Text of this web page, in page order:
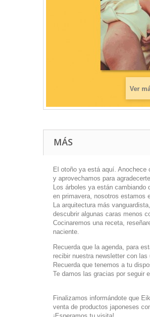
Ver
MÁS
El otoño ya está aquí.
y aprovechamos para
Los árboles ya están
en primavera, nosotros estamos
La arquitectura más
descubrir algunas caras menos
Cocinaremos una receta,
naciente.
Recuerda que la agenda, para
recibir nuestra newsletter con
Recuerda que tenemos a tu
Te damos las gracias por seguir
Finalizamos informándote que
venta de productos japoneses